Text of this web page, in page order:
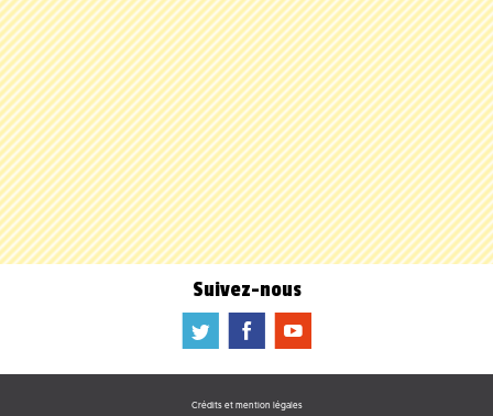
Suivez-nous
a b f
Crédits et mention légales